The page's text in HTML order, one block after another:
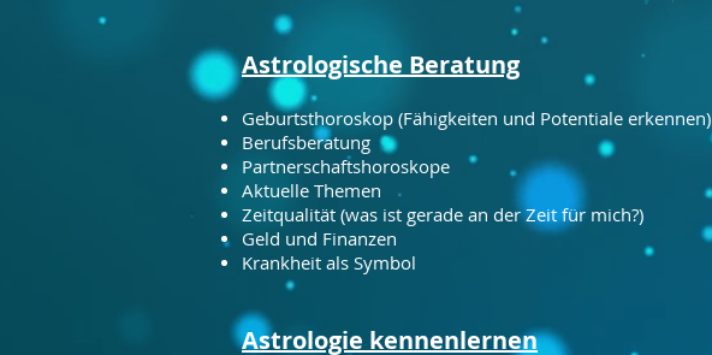
Astrologische Beratung
Geburtsthoroskop (Fähigkeiten und Potentiale erkennen)
Berufsberatung
Partnerschaftshoroskope
Aktuelle Themen
Zeitqualität (was ist gerade an der Zeit für mich?)
Geld und Finanzen
Krankheit als Symbol
Astrologie kennenlernen